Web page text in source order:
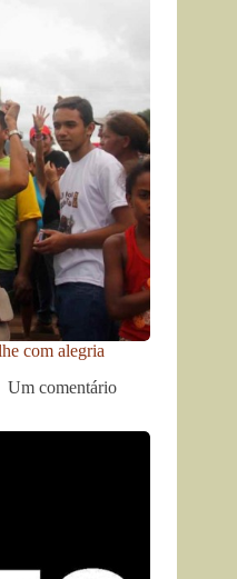
com alegria
Um comentário